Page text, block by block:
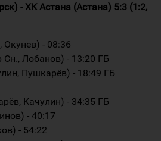
- ХК Астана (Астана) 5:3 (1:2,
Окунев) - 08:36
Сн., Лобанов) - 13:20 ГБ
Пушкарёв) - 18:49 ГБ
Качулин) - 34:35 ГБ
- 40:17
- 54:22